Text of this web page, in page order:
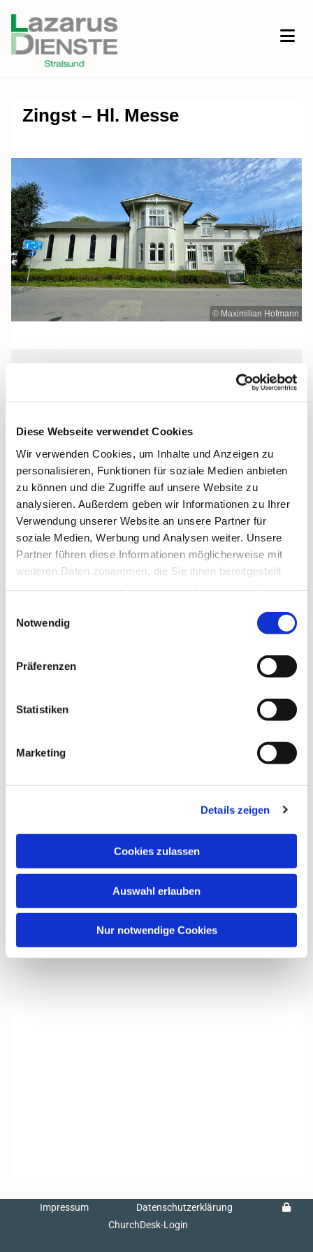
Diese Webseite verwendet Cookies
Wir verwenden Cookies, um Inhalte und Anzeigen zu
personalisieren, Funktionen für soziale Medien anbieten
zu können und die Zugriffe auf unsere Website zu
analysieren. Außerdem geben wir Informationen zu Ihrer
Verwendung unserer Website an unsere Partner für
soziale Medien, Werbung und Analysen weiter. Unsere
Partner führen diese Informationen möglicherweise mit
weiteren Daten zusammen, die Sie ihnen bereitgestellt
Notwendig
Präferenzen
Statistiken
Marketing
Details zeigen
Cookies zulassen
Auswahl erlauben
Nur notwendige Cookies
Zingst – Hl. Messe
© Maximilian Hofmann
Sonntag, 28. Februar 2027, 10:00 Uhr
St. Michael, Zingst, Strandstraße 40,
18374 Zingst
Dies könnte Sie auch
Impressum
Datenschutzerklärung
ChurchDesk-Login